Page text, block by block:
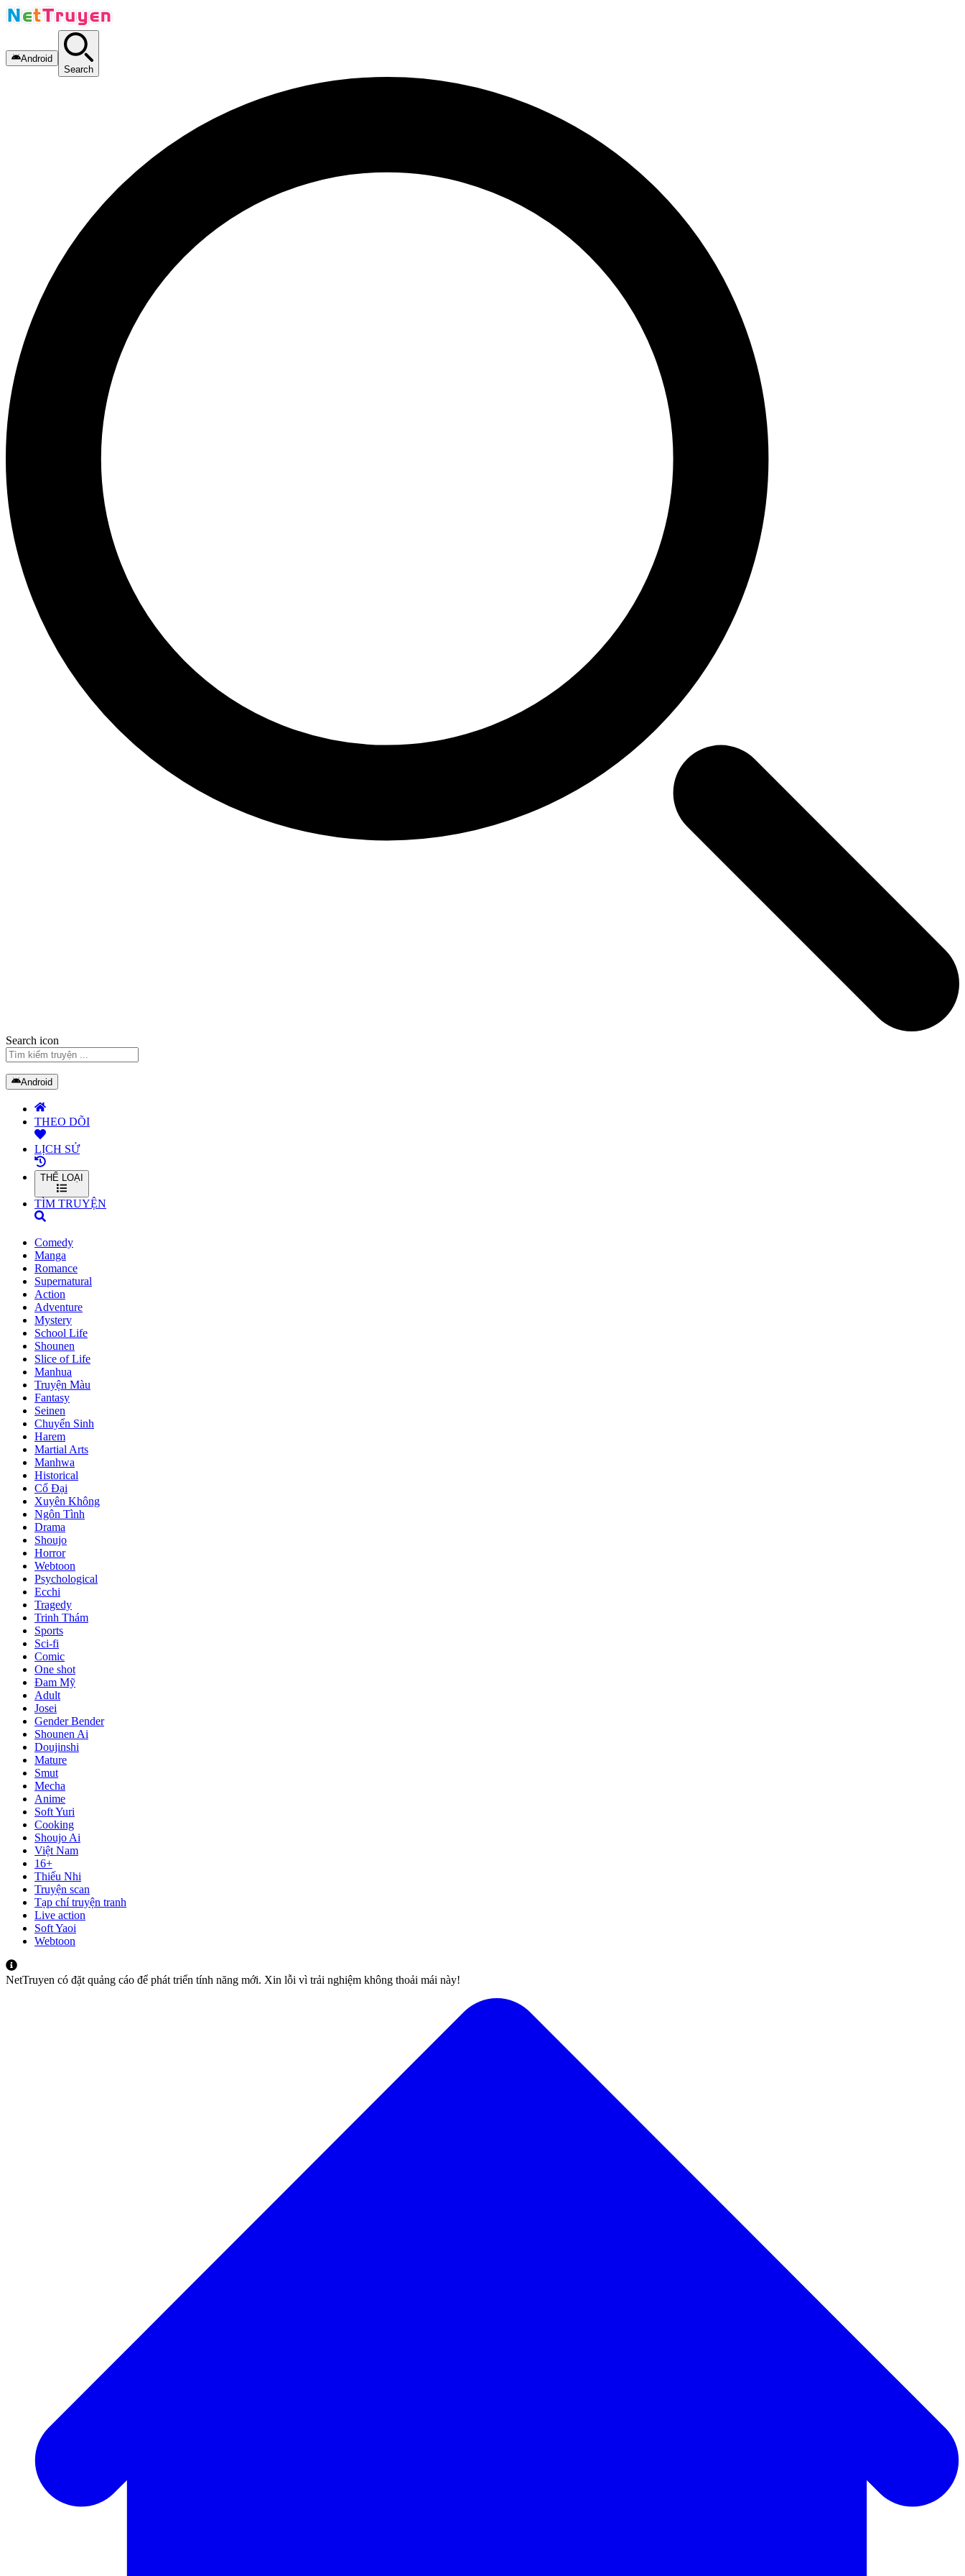
Android
Search
Search icon
Android
THEO DÕI
LỊCH SỬ
THỂ LOẠI
TÌM TRUYỆN
Comedy
Manga
Romance
Supernatural
Action
Adventure
Mystery
School Life
Shounen
Slice of Life
Manhua
Truyện Màu
Fantasy
Seinen
Chuyển Sinh
Harem
Martial Arts
Manhwa
Historical
Cổ Đại
Xuyên Không
Ngôn Tình
Drama
Shoujo
Horror
Webtoon
Psychological
Ecchi
Tragedy
Trinh Thám
Sports
Sci-fi
Comic
One shot
Đam Mỹ
Adult
Josei
Gender Bender
Shounen Ai
Doujinshi
Mature
Smut
Mecha
Anime
Soft Yuri
Cooking
Shoujo Ai
Việt Nam
16+
Thiếu Nhi
Truyện scan
Tạp chí truyện tranh
Live action
Soft Yaoi
Webtoon
NetTruyen có đặt quảng cáo để phát triển tính năng mới. Xin lỗi vì trải nghiệm không thoải mái này!